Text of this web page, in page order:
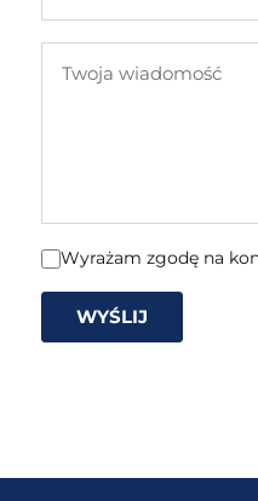
mail
wiadomość
Wyrażam zgodę na
WYŚLIJ